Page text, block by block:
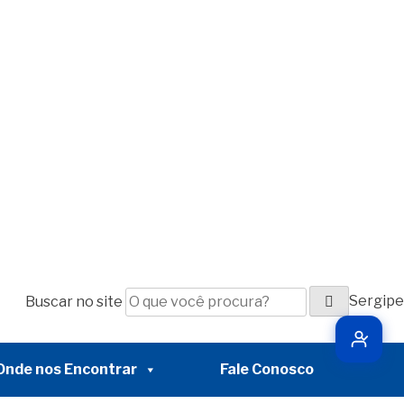
Buscar no site
Pesquisar
Sergipe
nos Encontrar Fale Conosco